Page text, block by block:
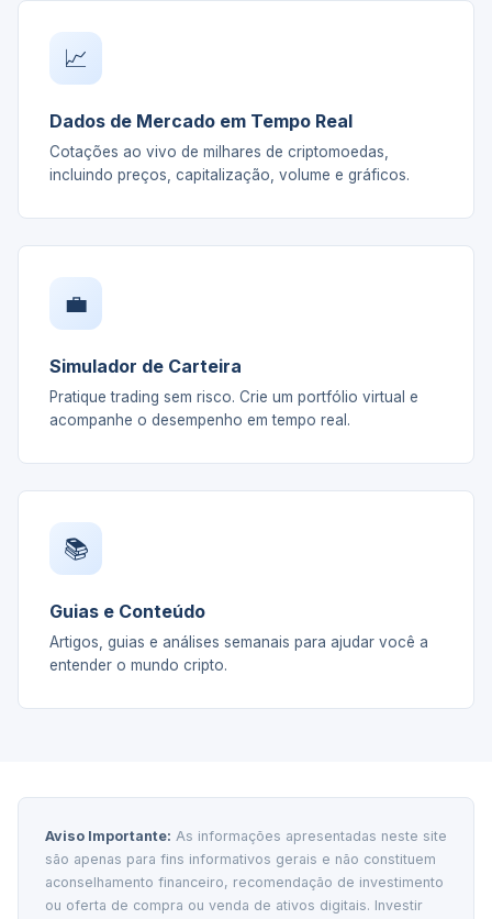
📈
Dados de Mercado em Tempo Real
Cotações ao vivo de milhares de criptomoedas,
incluindo preços, capitalização, volume e gráficos.
💼
Simulador de Carteira
Pratique trading sem risco. Crie um portfólio virtual e
acompanhe o desempenho em tempo real.
📚
Guias e Conteúdo
Artigos, guias e análises semanais para ajudar você a
entender o mundo cripto.
Aviso Importante: As informações apresentadas neste site
são apenas para fins informativos gerais e não constituem
aconselhamento financeiro, recomendação de investimento
ou oferta de compra ou venda de ativos digitais. Investir